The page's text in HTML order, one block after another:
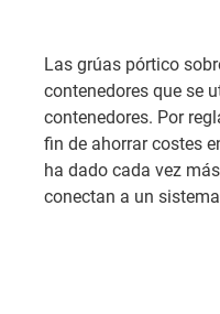
Las grúas pórtico
contenedores que se
contenedores. Por
fin de ahorrar costes
ha dado cada vez
conectan a un